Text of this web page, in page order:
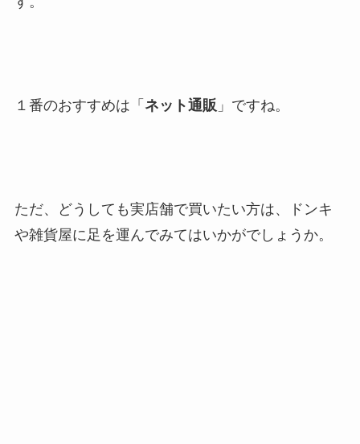
１番のおすすめは「 ネット通販 」ですね。
ただ、どうしても実店舗で買いたい方は、ドンキ
や雑貨屋に足を運んでみてはいかがでしょうか。